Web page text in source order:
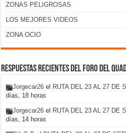
ZONAS PELIGROSAS
LOS MEJORES VIDEOS
ZONA OCIO
Respuestas recientes del foro del
Jorgecar26 el RUTA DEL 23 AL 27 DE
días, 18 horas
Jorgecar26 el RUTA DEL 23 AL 27 DE
días, 14 horas